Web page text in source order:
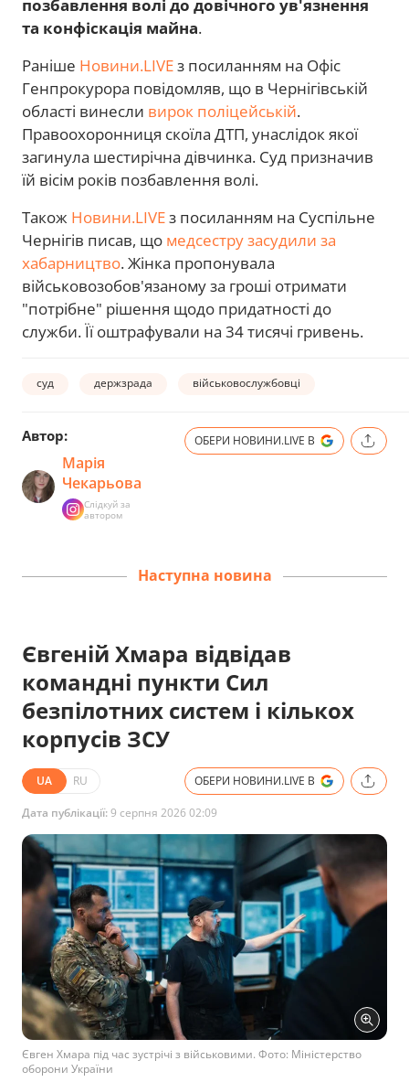
позбавлення волі до довічного ув'язнення
та конфіскація майна.
Раніше Новини.LIVEз посиланням на Офіс
Генпрокурора повідомляв, що в Чернігівській
області винесли вирок поліцейській.
Правоохоронниця скоїла ДТП, унаслідок якої
загинула шестирічна дівчинка. Суд призначив
їй вісім років позбавлення волі.
Також Новини.LIVEз посиланням на Суспільне
Чернігів писав, що медсестру засудили за
хабарництво. Жінка пропонувала
військовозобов'язаному за гроші отримати
"потрібне" рішення щодо придатності до
служби. Її оштрафували на 34 тисячі гривень.
суд держзрада військовослужбовці
Автор:
Марія
Чекарьова
Слідкуй за
автором
ОБЕРИ НОВИНИ.LIVE В
Наступна новина
Євгеній Хмара відвідав
командні пункти Сил
безпілотних систем і кількох
корпусів ЗСУ
UA RU ОБЕРИ НОВИНИ.LIVE В
Дата публікації:9 серпня 2026 02:09
Євген Хмара під час зустрічі з військовими. Фото: Міністерство
оборони України